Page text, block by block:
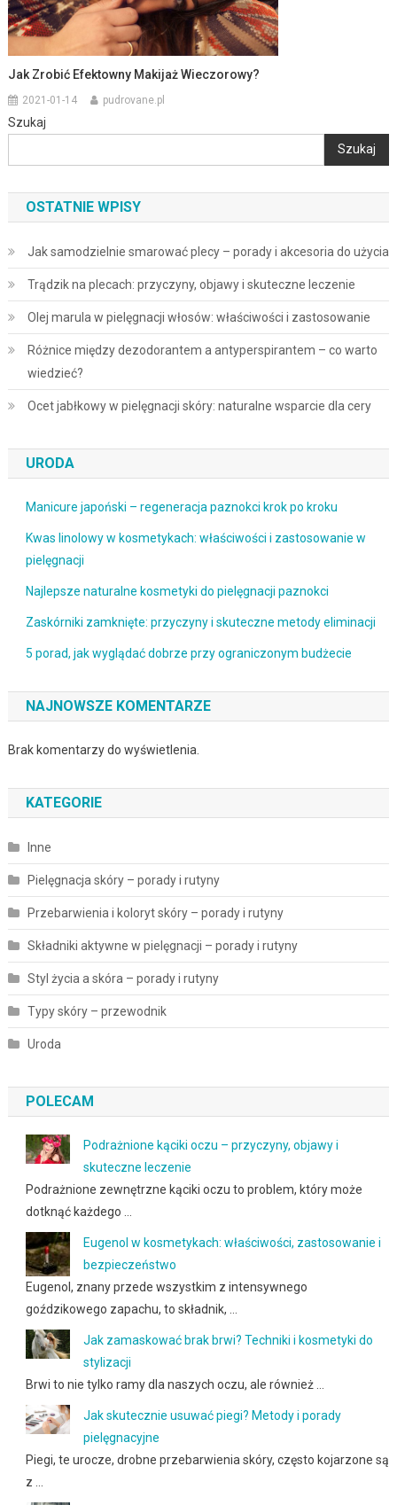
Jak Zrobić Efektowny Makijaż Wieczorowy?
2021-01-14 pudrovane.pl
Szukaj
Szukaj
OSTATNIE WPISY
Jak samodzielnie smarować plecy – porady i akcesoria do użycia
Trądzik na plecach: przyczyny, objawy i skuteczne leczenie
Olej marula w pielęgnacji włosów: właściwości i zastosowanie
Różnice między dezodorantem a antyperspirantem – co warto
wiedzieć?
Ocet jabłkowy w pielęgnacji skóry: naturalne wsparcie dla cery
URODA
Manicure japoński – regeneracja paznokci krok po kroku
Kwas linolowy w kosmetykach: właściwości i zastosowanie w
pielęgnacji
Najlepsze naturalne kosmetyki do pielęgnacji paznokci
Zaskórniki zamknięte: przyczyny i skuteczne metody eliminacji
5 porad, jak wyglądać dobrze przy ograniczonym budżecie
NAJNOWSZE KOMENTARZE
Brak komentarzy do wyświetlenia.
KATEGORIE
Inne
Pielęgnacja skóry – porady i rutyny
Przebarwienia i koloryt skóry – porady i rutyny
Składniki aktywne w pielęgnacji – porady i rutyny
Styl życia a skóra – porady i rutyny
Typy skóry – przewodnik
Uroda
POLECAM
Podrażnione kąciki oczu – przyczyny, objawy i
skuteczne leczenie
Podrażnione zewnętrzne kąciki oczu to problem, który może
dotknąć każdego …
Eugenol w kosmetykach: właściwości, zastosowanie i
bezpieczeństwo
Eugenol, znany przede wszystkim z intensywnego
goździkowego zapachu, to składnik, …
Jak zamaskować brak brwi? Techniki i kosmetyki do
stylizacji
Brwi to nie tylko ramy dla naszych oczu, ale również …
Jak skutecznie usuwać piegi? Metody i porady
pielęgnacyjne
Piegi, te urocze, drobne przebarwienia skóry, często kojarzone są
z …